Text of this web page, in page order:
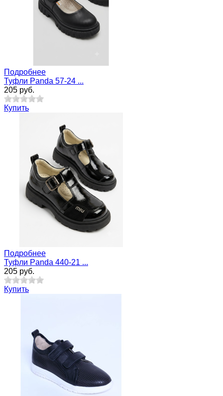
Подробнее
Туфли Panda 57-24 ...
205 руб.
Купить
Подробнее
Туфли Panda 440-21 ...
205 руб.
Купить